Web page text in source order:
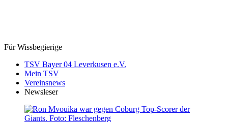
Für Wissbegierige
TSV Bayer 04 Leverkusen e.V.
Mein TSV
Vereinsnews
Newsleser